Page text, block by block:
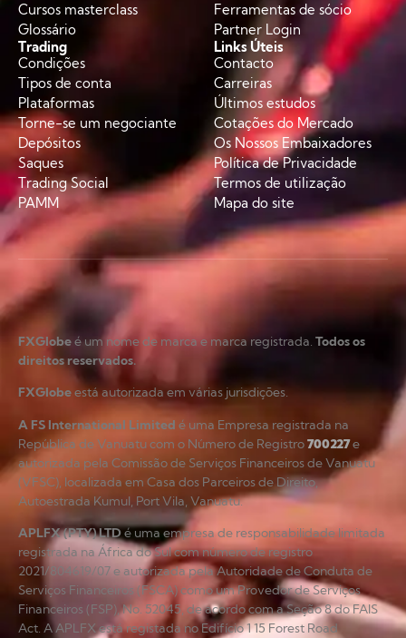
Cursos masterclass
Glossário
Ferramentas de sócio
Partner Login
Trading
Condições
Tipos de conta
Plataformas
Torne-se um negociante
Depósitos
Saques
Trading Social
PAMM
Links Úteis
Contacto
Carreiras
Últimos estudos
Cotações do Mercado
Os Nossos Embaixadores
Política de Privacidade
Termos de utilização
Mapa do site
FXGlobeé um nome de marca e marca registrada. Todos os
direitos reservados.
FXGlobeestá autorizada em várias jurisdições.
A FS International Limited é uma Empresa registrada na
República de Vanuatu com o Número de Registro700227e
autorizada pela Comissão de Serviços Financeiros de Vanuatu
(VFSC), localizada em Casa dos Parceiros de Direito,
Autoestrada Kumul, Port Vila, Vanuatu.
APLFX (PTY) LTDé uma empresa de responsabilidade limitada
registrada na África do Sul com número de registro
2021/804619/07 e autorizada pela Autoridade de Conduta de
Serviços Financeiros (FSCA) como um Provedor de Serviços
Financeiros (FSP), No. 52045, de acordo com a Seção 8 do FAIS
Act. A APLFX está registada no Edifício 1 15 Forest Road